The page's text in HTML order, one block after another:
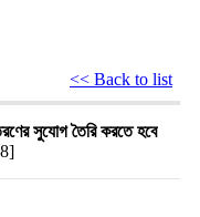
<< Back to list
সুযোগ তৈরি করতে হবে